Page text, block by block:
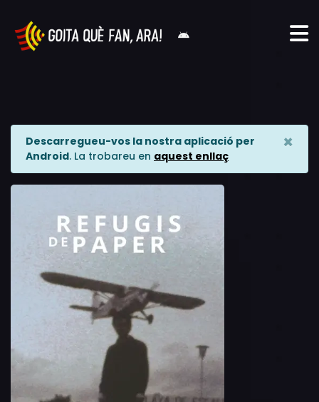
Descarregueu-vos la nostra aplicació per
Android. La trobareu en aquest enllaç
×